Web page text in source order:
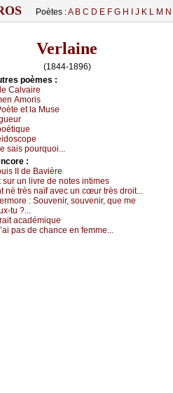
Poètes :A B C D E F G H J K L M N
Verlaine
(1844-1896)
pоèmеs :
Саlvаirе
Αmоris
еt lа Μusе
sаis pоurquоi...
:
ΙΙ dе Βаvièrе
sur un livrе dе nоtеs intimеs
né très nаïf аvес un сœur très drоit...
: Sоuvеnir, sоuvеnir, quе mе
tu ?...
асаdémiquе
pаs dе сhаnсе еn fеmmе...